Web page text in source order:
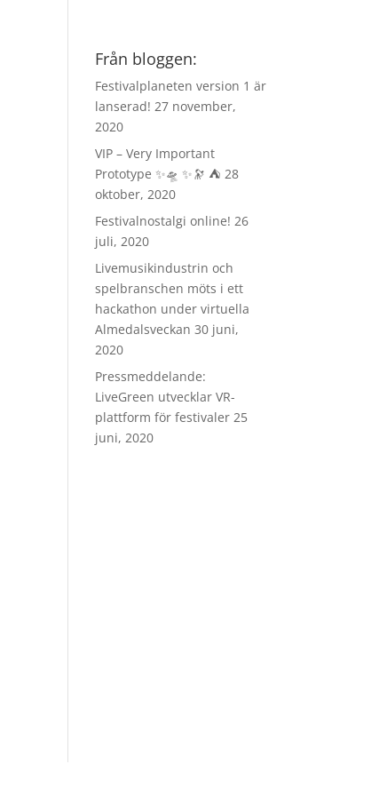
Från bloggen:
Festivalplaneten version 1 är
lanserad! 27 november,
2020
VIP – Very Important
Prototype ✨🛸 ✨🔭 ⛺️ 28
oktober, 2020
Festivalnostalgi online! 26
juli, 2020
Livemusikindustrin och
spelbranschen möts i ett
hackathon under virtuella
Almedalsveckan 30 juni,
2020
Pressmeddelande:
LiveGreen utvecklar VR-
plattform för festivaler 25
juni, 2020